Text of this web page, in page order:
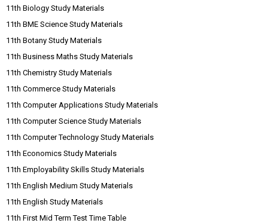
11th Biology Study Materials
11th BME Science Study Materials
11th Botany Study Materials
11th Business Maths Study Materials
11th Chemistry Study Materials
11th Commerce Study Materials
11th Computer Applications Study Materials
11th Computer Science Study Materials
11th Computer Technology Study Materials
11th Economics Study Materials
11th Employability Skills Study Materials
11th English Medium Study Materials
11th English Study Materials
11th First Mid Term Test Time Table